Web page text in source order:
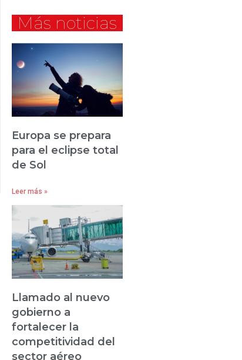
Más noticias
Europa se prepara
para el eclipse total
de Sol
Leer más »
Llamado al nuevo
gobierno a
fortalecer la
competitividad del
sector aéreo